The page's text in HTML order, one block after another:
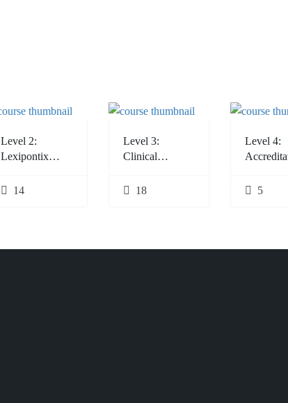
Level 2:
Lexipontix
Programme
14
Level 3:
Clinical
18
Level 4:
5